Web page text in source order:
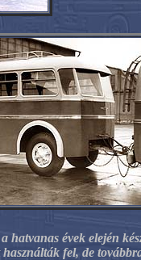
hatvanas évek elején
fel, de